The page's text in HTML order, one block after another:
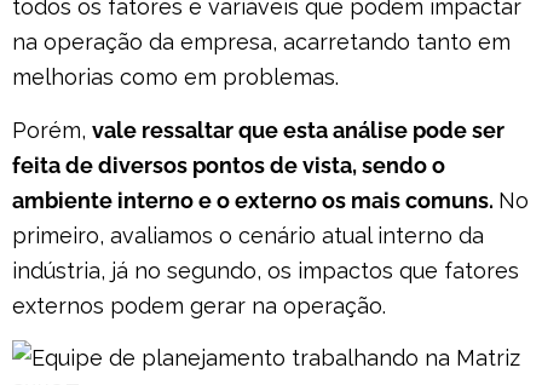
todos os fatores e variáveis que podem impactar
na operação da empresa, acarretando tanto em
melhorias como em problemas.
Porém, vale ressaltar que esta análise pode ser
feita de diversos pontos de vista, sendo o
ambiente interno e o externo os mais comuns. No
primeiro, avaliamos o cenário atual interno da
indústria, já no segundo, os impactos que fatores
externos podem gerar na operação.